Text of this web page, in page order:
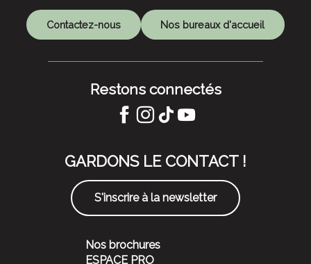
Contactez-nous Nos bureaux d'accueil
Restons connectés
GARDONS LE CONTACT !
S'inscrire à la newsletter
Nos brochures
ESPACE PRO